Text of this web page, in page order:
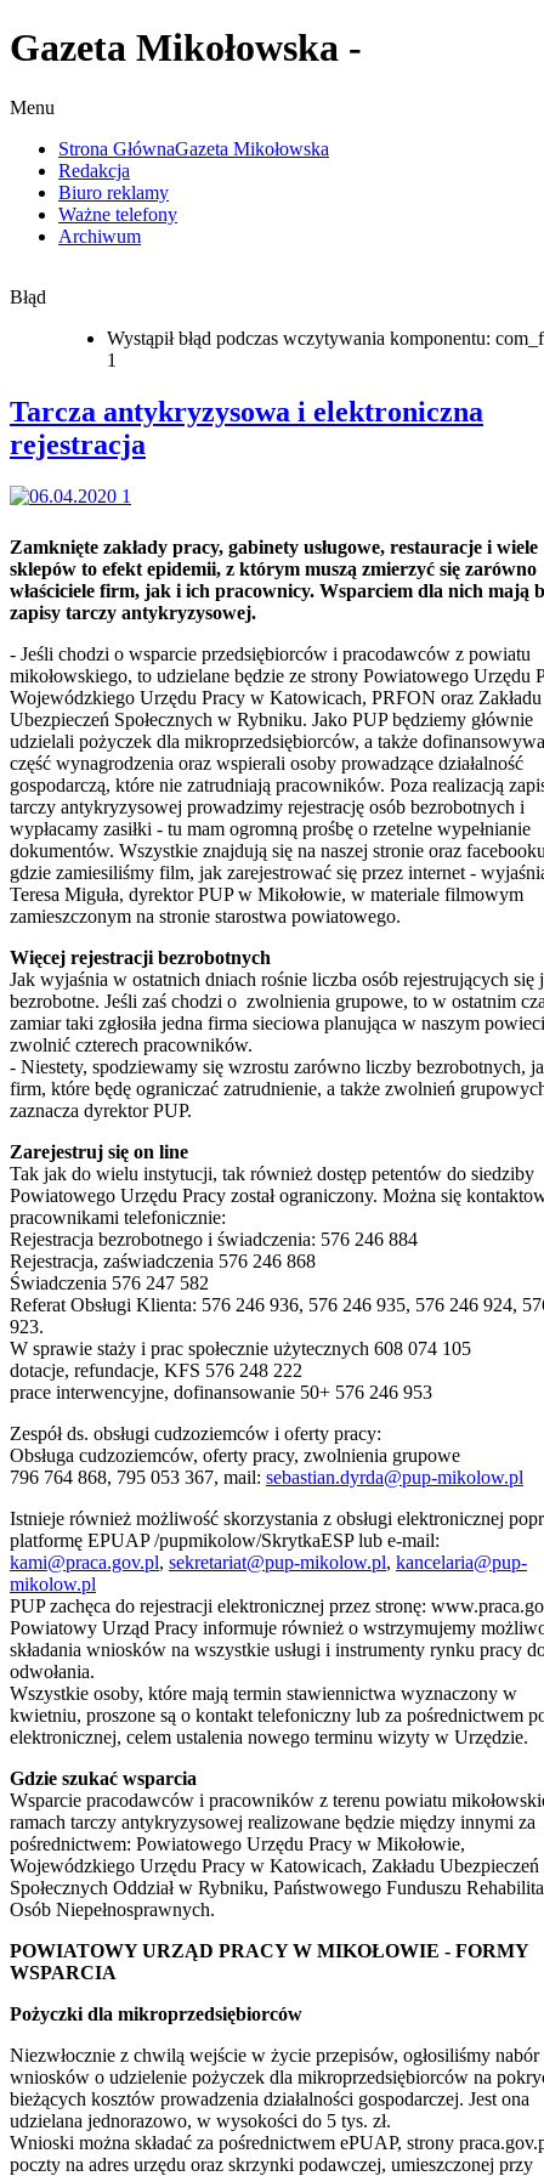
Gazeta Mikołowska -
Menu
Strona GłównaGazeta Mikołowska
Redakcja
Biuro reklamy
Ważne telefony
Archiwum
Błąd
Wystąpił błąd podczas wczytywania komponentu:
1
Tarcza antykryzysowa i elektroniczna
rejestracja
Zamknięte zakłady pracy, gabinety usługowe, restauracje i wiele
sklepów to efekt epidemii, z którym muszą zmierzyć się zarówno
właściciele firm, jak i ich pracownicy. Wsparciem dla nich mają
zapisy tarczy antykryzysowej.
- Jeśli chodzi o wsparcie przedsiębiorców i pracodawców z powiatu
mikołowskiego, to udzielane będzie ze strony Powiatowego Urzędu
Wojewódzkiego Urzędu Pracy w Katowicach, PRFON oraz Zakładu
Ubezpieczeń Społecznych w Rybniku. Jako PUP będziemy głównie
udzielali pożyczek dla mikroprzedsiębiorców, a także
część wynagrodzenia oraz wspierali osoby prowadzące działalność
gospodarczą, które nie zatrudniają pracowników. Poza realizacją
tarczy antykryzysowej prowadzimy rejestrację osób bezrobotnych i
wypłacamy zasiłki - tu mam ogromną prośbę o rzetelne wypełnianie
dokumentów. Wszystkie znajdują się na naszej stronie oraz
gdzie zamiesiliśmy film, jak zarejestrować się przez internet -
Teresa Miguła, dyrektor PUP w Mikołowie, w materiale filmowym
zamieszczonym na stronie starostwa powiatowego.
Więcej rejestracji bezrobotnych
Jak wyjaśnia w ostatnich dniach rośnie liczba osób rejestrujących się
bezrobotne. Jeśli zaś chodzi o zwolnienia grupowe, to w ostatnim
zamiar taki zgłosiła jedna firma sieciowa planująca w naszym
zwolnić czterech pracowników.
- Niestety, spodziewamy się wzrostu zarówno liczby bezrobotnych,
firm, które będę ograniczać zatrudnienie, a także zwolnień
zaznacza dyrektor PUP.
Zarejestruj się on line
Tak jak do wielu instytucji, tak również dostęp petentów do siedziby
Powiatowego Urzędu Pracy został ograniczony. Można się
pracownikami telefonicznie:
Rejestracja bezrobotnego i świadczenia: 576 246 884
Rejestracja, zaświadczenia 576 246 868
Świadczenia 576 247 582
Referat Obsługi Klienta: 576 246 936, 576 246 935, 576 246 924,
923.
W sprawie staży i prac społecznie użytecznych 608 074 105
dotacje, refundacje, KFS 576 248 222
prace interwencyjne, dofinansowanie 50+ 576 246 953
Zespół ds. obsługi cudzoziemców i oferty pracy:
Obsługa cudzoziemców, oferty pracy, zwolnienia grupowe
796 764 868, 795 053 367, mail: sebastian.dyrda@pup-mikolow.pl
Istnieje również możliwość skorzystania z obsługi elektronicznej
platformę EPUAP /pupmikolow/SkrytkaESP lub e-mail:
kami@praca.gov.pl, sekretariat@pup-mikolow.pl, kancelaria@pup-
mikolow.pl
PUP zachęca do rejestracji elektronicznej przez stronę:
Powiatowy Urząd Pracy informuje również o wstrzymujemy
składania wniosków na wszystkie usługi i instrumenty rynku pracy
odwołania.
Wszystkie osoby, które mają termin stawiennictwa wyznaczony w
kwietniu, proszone są o kontakt telefoniczny lub za pośrednictwem
elektronicznej, celem ustalenia nowego terminu wizyty w Urzędzie.
Gdzie szukać wsparcia
Wsparcie pracodawców i pracowników z terenu powiatu
ramach tarczy antykryzysowej realizowane będzie między innymi za
pośrednictwem: Powiatowego Urzędu Pracy w Mikołowie,
Wojewódzkiego Urzędu Pracy w Katowicach, Zakładu Ubezpieczeń
Społecznych Oddział w Rybniku, Państwowego Funduszu
Osób Niepełnosprawnych.
POWIATOWY URZĄD PRACY W MIKOŁOWIE - FORMY
WSPARCIA
Pożyczki dla mikroprzedsiębiorców
Niezwłocznie z chwilą wejście w życie przepisów, ogłosiliśmy nabór
wniosków o udzielenie pożyczek dla mikroprzedsiębiorców na
bieżących kosztów prowadzenia działalności gospodarczej. Jest ona
udzielana jednorazowo, w wysokości do 5 tys. zł.
Wnioski można składać za pośrednictwem ePUAP, strony
poczty na adres urzędu oraz skrzynki podawczej, umieszczonej przy